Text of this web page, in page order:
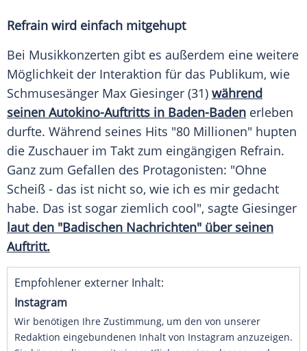
Refrain wird einfach mitgehupt
Bei Musikkonzerten gibt es außerdem eine weitere
Möglichkeit der Interaktion für das Publikum, wie
Schmusesänger Max Giesinger (31) während
seinen Autokino-Auftritts in Baden-Baden erleben
durfte. Während seines Hits "80 Millionen" hupten
die Zuschauer im Takt zum eingängigen Refrain.
Ganz zum Gefallen des Protagonisten: "Ohne
Scheiß - das ist nicht so, wie ich es mir gedacht
habe. Das ist sogar ziemlich cool", sagte Giesinger
laut den "Badischen Nachrichten" über seinen
Auftritt.
Empfohlener externer Inhalt:
Instagram
Wir benötigen Ihre Zustimmung, um den von unserer
Redaktion eingebundenen Inhalt von Instagram anzuzeigen.